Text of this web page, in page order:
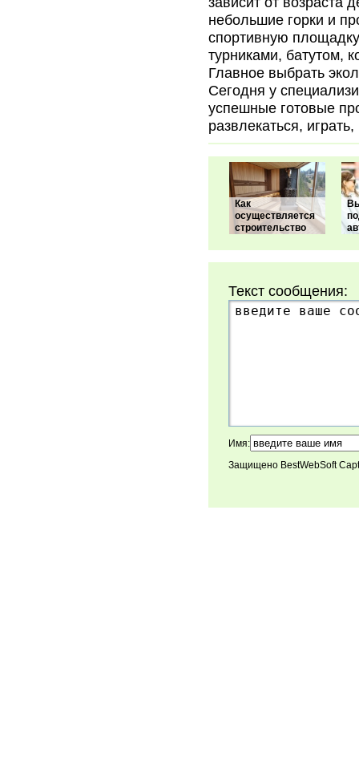
небольшие горки и
спортивную
турниками, батутом,
Главное выбрать
Сегодня у
успешные готовые
развлекаться,
Как
осуществляется
строительство
Текст сообщения:
Имя:
Защищено BestWebSoft